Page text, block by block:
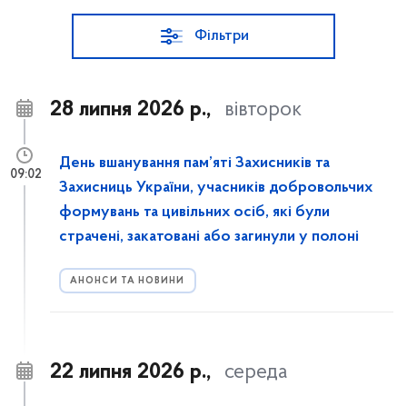
Фільтри
28 липня 2026 р., вівторок
День вшанування пам’яті Захисників та
Захисниць України, учасників добровольчих
формувань та цивільних осіб, які були
страчені, закатовані або загинули у полоні
АНОНСИ ТА НОВИНИ
09:02
22 липня 2026 р., середа